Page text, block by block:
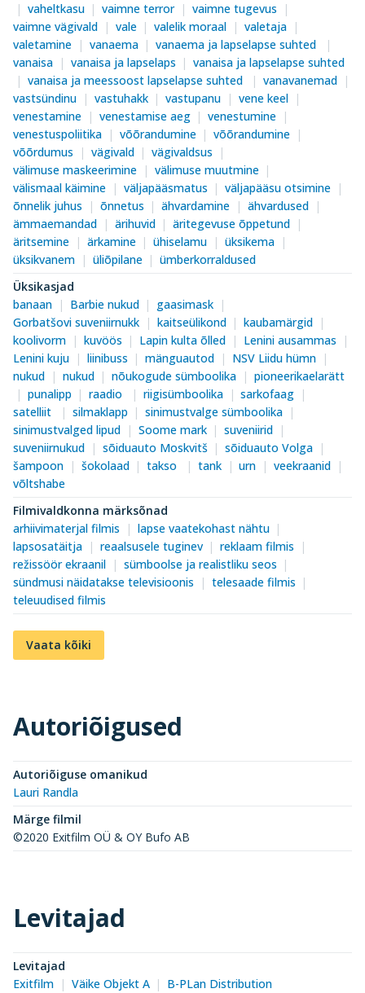
vaheltkasu
vaimne terror
vaimne tugevus
vaimne vägivald
vale valelik moraal
valetaja
valetamine
vanaema
vanaema ja lapselapse suhted
vanaisa
vanaisa ja lapselaps
vanaisa ja lapselapse suhted
vanaisa ja meessoost lapselapse suhted
vanavanemad
vastsündinu
vastuhakk vastupanu
vene keel
venestamine
venestamise aeg
venestumine
venestuspoliitika
võõrandumine
võõrandumine
võõrdumus
vägivald
vägivaldsus
välimuse maskeerimine
välimuse muutmine
välismaal käimine
väljapääsmatus
väljapääsu otsimine
õnnelik juhus
õnnetus ähvardamine
ähvardused
ämmaemandad
ärihuvid
äritegevuse õppetund
äritsemine
ärkamine ühiselamu
üksikema
üksikvanem
üliõpilane
ümberkorraldused
Üksikasjad
banaan
Barbie nukud
gaasimask
Gorbatšovi suveniirnukk
kaitseülikond
kaubamärgid
koolivorm
kuvöös Lapin kulta õlled
Lenini ausammas
Lenini kuju
liinibuss mänguautod
NSV Liidu hümn
nukud
nukud nõukogude sümboolika
pioneerikaelarätt
punalipp
raadio riigisümboolika
sarkofaag
satelliit
silmaklapp
sinimustvalge sümboolika
sinimustvalged lipud
Soome mark
suveniirid
suveniirnukud
sõiduauto Moskvitš
sõiduauto Volga
šampoon
šokolaad takso tank urn
veekraanid
võltshabe
Filmivaldkonna märksõnad
arhiivimaterjal filmis
lapse vaatekohast nähtu
lapsosatäitja
reaalsusele tuginev
reklaam filmis
režissöör ekraanil
sümboolse ja realistliku seos
sündmusi näidatakse televisioonis
telesaade filmis
teleuudised filmis
Vaata kõiki
Autoriõigused
Autoriõiguse omanikud
Lauri Randla
Märge filmil
©2020 Exitfilm OÜ & OY Bufo AB
Levitajad
Levitajad
Exitfilm
Väike Objekt A B-PLan Distribution